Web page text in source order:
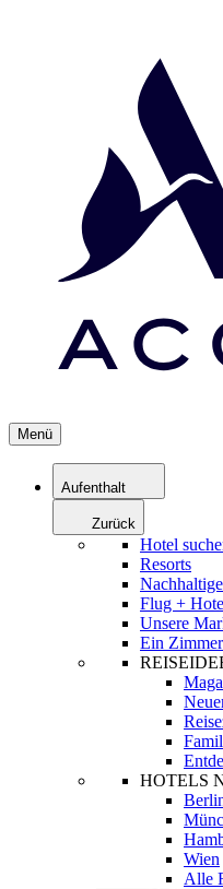
Menü
Aufenthalt
Zurück
Hotel
Resorts
Flug +
Unsere
Ein
HOTELS
Wien
Alle